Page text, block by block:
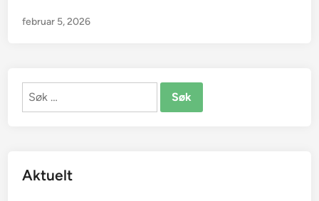
februar 5, 2026
Søk
Aktuelt